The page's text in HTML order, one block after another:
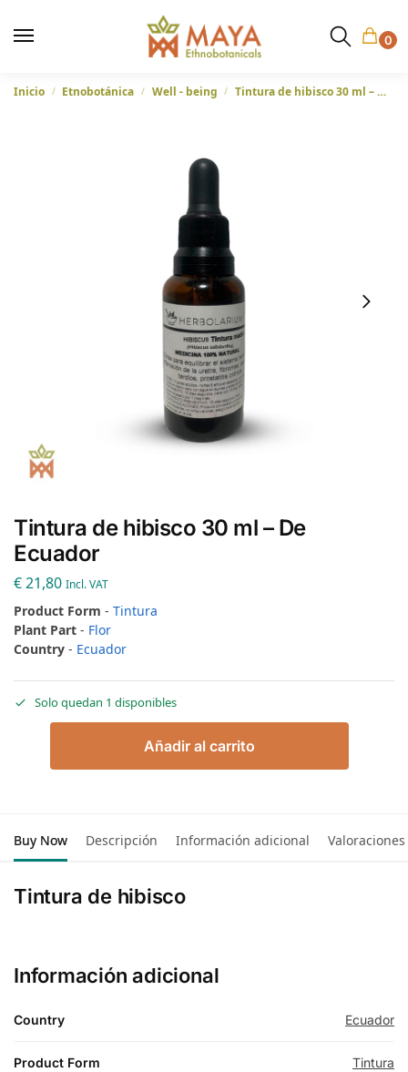
0
Inicio / Etnobotánica / Well - being / Tintura de hibisco 30 ml – De Ecuador
Tintura de hibisco 30 ml – De
Ecuador
€21,80 Incl. VAT
Product Form - Tintura
Plant Part - Flor
Country - Ecuador
Solo quedan 1 disponibles
Añadir al carrito
Buy Now Descripción Información adicional Valoraciones
Tintura de hibisco
Información adicional
Country Ecuador
Product Form Tintura